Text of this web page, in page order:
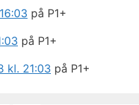
på P1+
på P1+
kl. 21:03 på P1+